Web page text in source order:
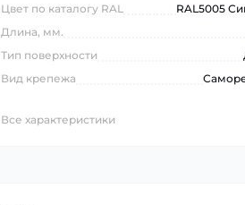
Цвет по каталогу RAL
RAL5005
Длина, мм.
Тип поверхности
Вид крепежа
Все характеристики